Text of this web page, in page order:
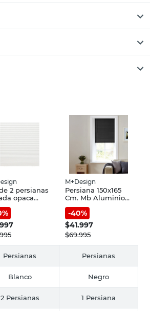
2 persianas
opaca
%
M+Design
Persiana 150x165
Cm. Mb Aluminio
Negro
-40%
$41.997
$69.995
Persianas Persianas
Blanco Negro
2 Persianas 1 Persiana